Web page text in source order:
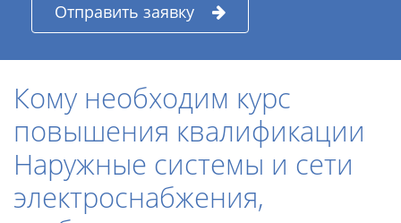
Отправить заявку
Кому необходим курс
повышения квалификации
Наружные системы и сети
электроснабжения,